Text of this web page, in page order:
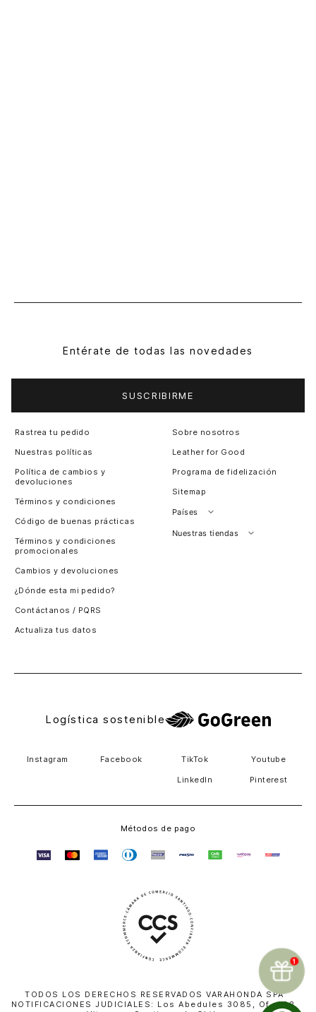
Entérate de todas las novedades
SUSCRIBIRME
Rastrea tu pedido
Nuestras políticas
Política de cambios y
devoluciones
Términos y condiciones
Código de buenas prácticas
Términos y condiciones
promocionales
Cambios y devoluciones
¿Dónde esta mi pedido?
Contáctanos / PQRS
Actualiza tus datos
Sobre nosotros
Leather for Good
Programa de fidelización
Sitemap
Países
Perú
Nuestras tiendas
Logística sostenible
Instagram Facebook TikTok Youtube
LinkedIn Pinterest
Métodos de pago
TODOS LOS DERECHOS RESERVADOS VARAHONDA SPA
NOTIFICACIONES JUDICIALES: Los Abedules 3085, Of. 402,